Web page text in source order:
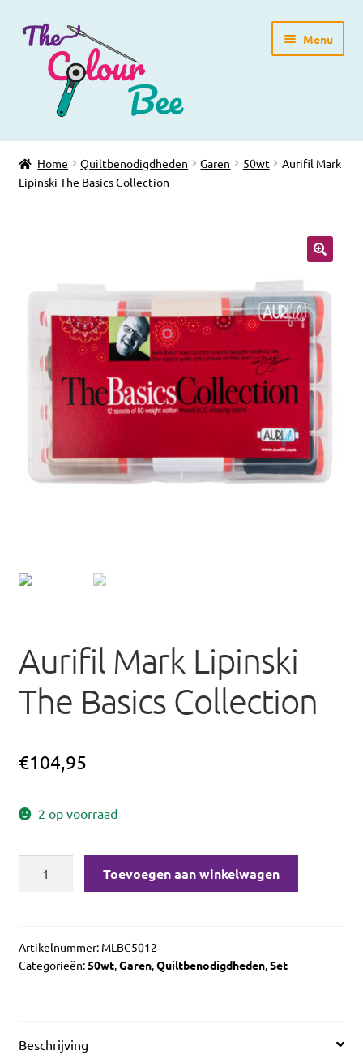
Ga
door
navigatie
Ga
direct
inhoud
Menu
Home
Winkelpagina
Gratis Patronen
Over ons
Home Quiltbenodigdheden Garen 50wt
Aurifil Mark
Lipinski The Basics Collection
Aurifil Mark Lipinski
The Basics Collection
€104,95
2 op voorraad
Basics
Collection
Toevoegen aan winkelwagen
Artikelnummer: MLBC5012
Categorieën:50wt,Garen,Quiltbenodigdheden,Set
Beschrijving